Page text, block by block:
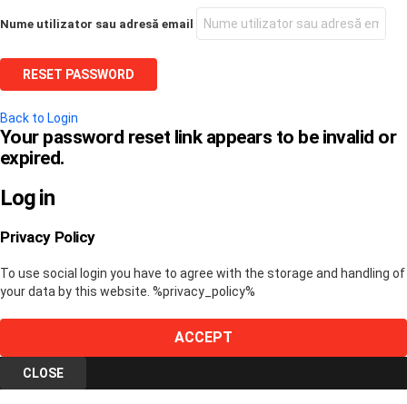
Nume utilizator sau adresă email
Back to Login
Your password reset link appears to be invalid or
expired.
Log in
Privacy Policy
To use social login you have to agree with the storage and handling of
your data by this website. %privacy_policy%
ACCEPT
CLOSE